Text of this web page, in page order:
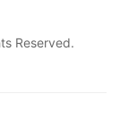
Reserved.